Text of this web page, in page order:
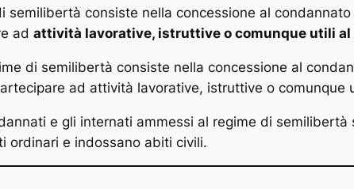
semilibertà consiste nella concessione al
ad attività lavorative, istruttive o comunque utili
di semilibertà consiste nella concessione al
ad attività lavorative, istruttive o comunque
e gli internati ammessi al regime di
ordinari e indossano abiti civili.